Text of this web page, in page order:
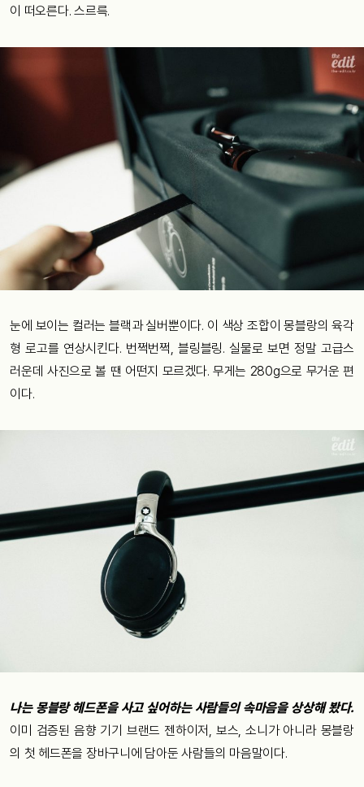
이 떠오른다. 스르륵.
눈에 보이는 컬러는 블랙과 실버뿐이다. 이 색상 조합이 몽블랑의 육각
형 로고를 연상시킨다. 번쩍번쩍, 블링블링. 실물로 보면 정말 고급스
러운데 사진으로 볼 땐 어떤지 모르겠다. 무게는 280g으로 무거운 편
이다.
나는 몽블랑 헤드폰을 사고 싶어하는 사람들의 속마음을 상상해 봤다.
이미 검증된 음향 기기 브랜드 젠하이저, 보스, 소니가 아니라 몽블랑
의 첫 헤드폰을 장바구니에 담아둔 사람들의 마음말이다.